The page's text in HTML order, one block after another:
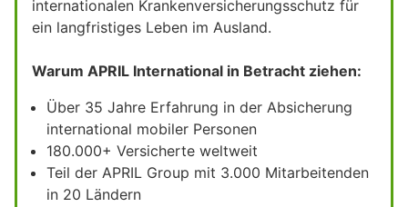
internationalen Krankenversicherungsschutz für
ein langfristiges Leben im Ausland.
Warum APRIL International in Betracht ziehen:
Über 35 Jahre Erfahrung in der Absicherung
international mobiler Personen
180.000+ Versicherte weltweit
Teil der APRIL Group mit 3.000 Mitarbeitenden
in 20 Ländern